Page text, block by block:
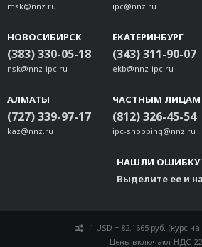
msk@nnz.ru ipc@nnz.ru
НОВОСИБИРСК
(383) 330-05-18
nsk@nnz-ipc.ru
ЕКАТЕРИНБУРГ
(343) 311-90-07
ekb@nnz-ipc.ru
АЛМАТЫ
(727) 339-97-17
kaz@nnz.ru
ЧАСТНЫМ ЛИЦАМ
(812) 326-45-54
ipc-shopping@nnz.ru
НАШЛИ ОШИБКУ
Выделите ее и
1 USD = 82.1665 руб. (курс на
Цены включают НДС